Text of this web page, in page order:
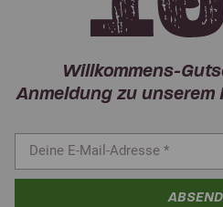
Willkommens-
Anmeldung zu